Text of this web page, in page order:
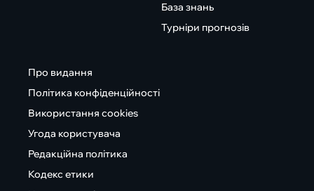
База знань
Турніри прогнозів
Про видання
Політика конфіденційності
Використання cookies
Угода користувача
Редакційна політика
Кодекс етики